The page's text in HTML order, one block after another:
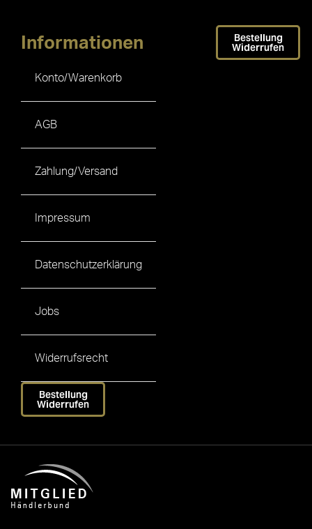
Informationen
Konto/Warenkorb
AGB
Zahlung/Versand
Impressum
Datenschutzerklärung
Jobs
Widerrufsrecht
Bestellung
Widerrufen
Bestellung
Widerrufen